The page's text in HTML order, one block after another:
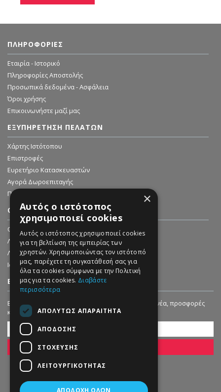
ΠΛΗΡΟΦΟΡΊΕΣ
Εταιρία - Ιστορικό
Πληροφορίες Αποστολής
Προσωπικά δεδομένα - Ασφάλεια
Όροι χρήσης
Επικοινωνήστε μαζί μας
ΕΞΥΠΗΡΈΤΗΣΗ ΠΕΛΑΤΏΝ
Χάρτης Ιστότοπου
Επιστροφές
Ευρετήριο Κατασκευαστών
Αγορά Δωροεπιταγής
Προσφορές
Ο ΛΟΓΑΡΙΑΣΜΌΣ ΜΟΥ
O Λογαριασμός μου
Λίστα Επιθυμιών (0)
Λήψη Ενημερωτικών Δελτίων
Ιστορικό Παραγγελιών
ΕΓΓΡΑΦΗ ΣΤΟ NEWSLETTER
Εγγραφείτε στο Newsletter μας για να λαμβάνετε νέα, προσφορές
και εκπτώσεις!
×
Αυτός ο ιστότοπος
χρησιμοποιεί cookies
Αυτός ο ιστότοπος χρησιμοποιεί cookies
για τη βελτίωση της εμπειρίας των
χρηστών. Χρησιμοποιώντας τον ιστότοπό
μας, παρέχετε τη συγκατάθεσή σας για
όλα τα cookies σύμφωνα με την Πολιτική
μας για τα cookies. Διαβάστε
περισσότερα
ΑΠΟΛΎΤΩΣ ΑΠΑΡΑΊΤΗΤΑ
ΑΠΌΔΟΣΗΣ
ΣΤΌΧΕΥΣΗΣ
ΛΕΙΤΟΥΡΓΙΚΌΤΗΤΑΣ
ΑΠΟΔΟΧΉ ΌΛΩΝ